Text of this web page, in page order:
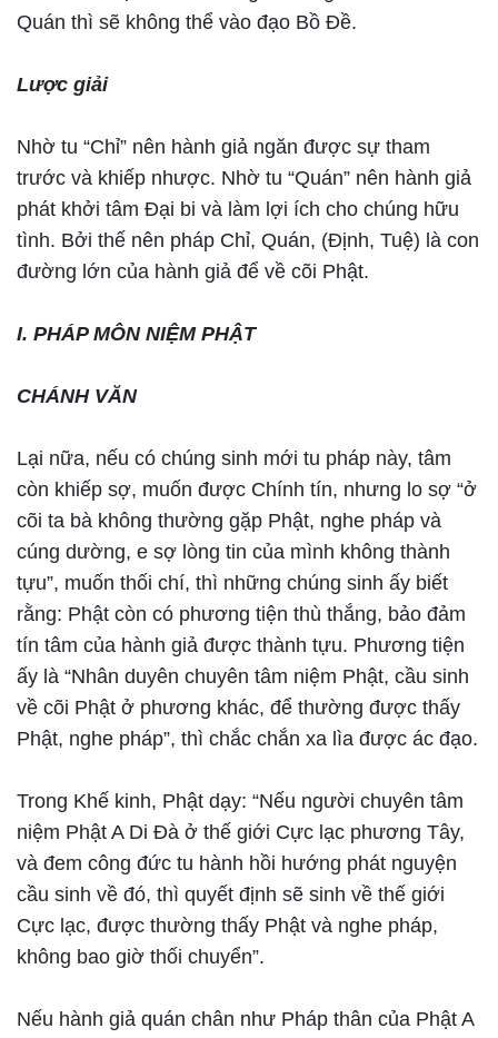
Quán thì sẽ không thể vào đạo Bồ Đề.
Lược giải
Nhờ tu “Chỉ” nên hành giả ngăn được sự tham
trước và khiếp nhược. Nhờ tu “Quán” nên hành giả
phát khởi tâm Đại bi và làm lợi ích cho chúng hữu
tình. Bởi thế nên pháp Chỉ, Quán, (Định, Tuệ) là con
đường lớn của hành giả để về cõi Phật.
I. PHÁP MÔN NIỆM PHẬT
CHÁNH VĂN
Lại nữa, nếu có chúng sinh mới tu pháp này, tâm
còn khiếp sợ, muốn được Chính tín, nhưng lo sợ “ở
cõi ta bà không thường gặp Phật, nghe pháp và
cúng dường, e sợ lòng tin của mình không thành
tựu”, muốn thối chí, thì những chúng sinh ấy biết
rằng: Phật còn có phương tiện thù thắng, bảo đảm
tín tâm của hành giả được thành tựu. Phương tiện
ấy là “Nhân duyên chuyên tâm niệm Phật, cầu sinh
về cõi Phật ở phương khác, để thường được thấy
Phật, nghe pháp”, thì chắc chắn xa lìa được ác đạo.
Trong Khế kinh, Phật dạy: “Nếu người chuyên tâm
niệm Phật A Di Đà ở thế giới Cực lạc phương Tây,
và đem công đức tu hành hồi hướng phát nguyện
cầu sinh về đó, thì quyết định sẽ sinh về thế giới
Cực lạc, được thường thấy Phật và nghe pháp,
không bao giờ thối chuyển”.
Nếu hành giả quán chân như Pháp thân của Phật A